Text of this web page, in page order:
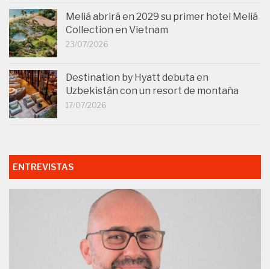
Meliá abrirá en 2029 su primer hotel Meliá
Collection en Vietnam
23/07/2026
Destination by Hyatt debuta en
Uzbekistán con un resort de montaña
17/07/2026
ENTREVISTAS